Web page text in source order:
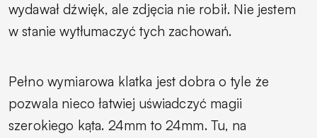
wydawał dźwięk, ale zdjęcia nie robił. Nie jestem
w stanie wytłumaczyć tych zachowań.
Pełno wymiarowa klatka jest dobra o tyle że
pozwala nieco łatwiej uświadczyć magii
szerokiego kąta. 24mm to 24mm. Tu, na